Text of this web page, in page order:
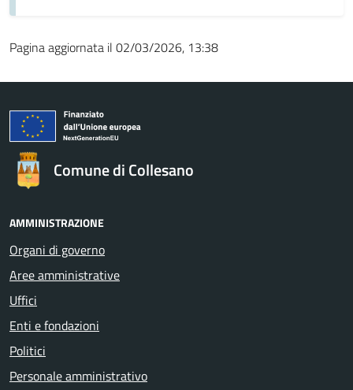
Pagina aggiornata il 02/03/2026, 13:38
Comune di Collesano
AMMINISTRAZIONE
Organi di governo
Aree amministrative
Uffici
Enti e fondazioni
Politici
Personale amministrativo